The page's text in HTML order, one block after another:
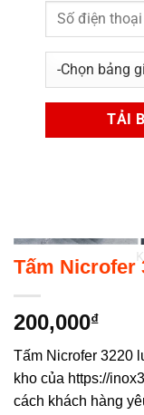
Tấm Nicrofer
200,000₫
Tấm Nicrofer 3220
kho của https://
cách khách hàng